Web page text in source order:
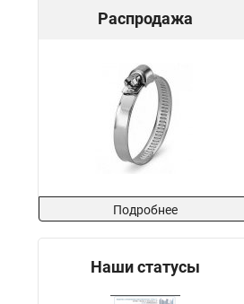
Распродажа
Подробнее
Наши статусы